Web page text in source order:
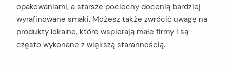
opakowaniami, a starsze pociechy docenią bardziej
wyrafinowane smaki. Możesz także zwrócić uwagę na
produkty lokalne, które wspierają małe firmy i są
często wykonane z większą starannością.